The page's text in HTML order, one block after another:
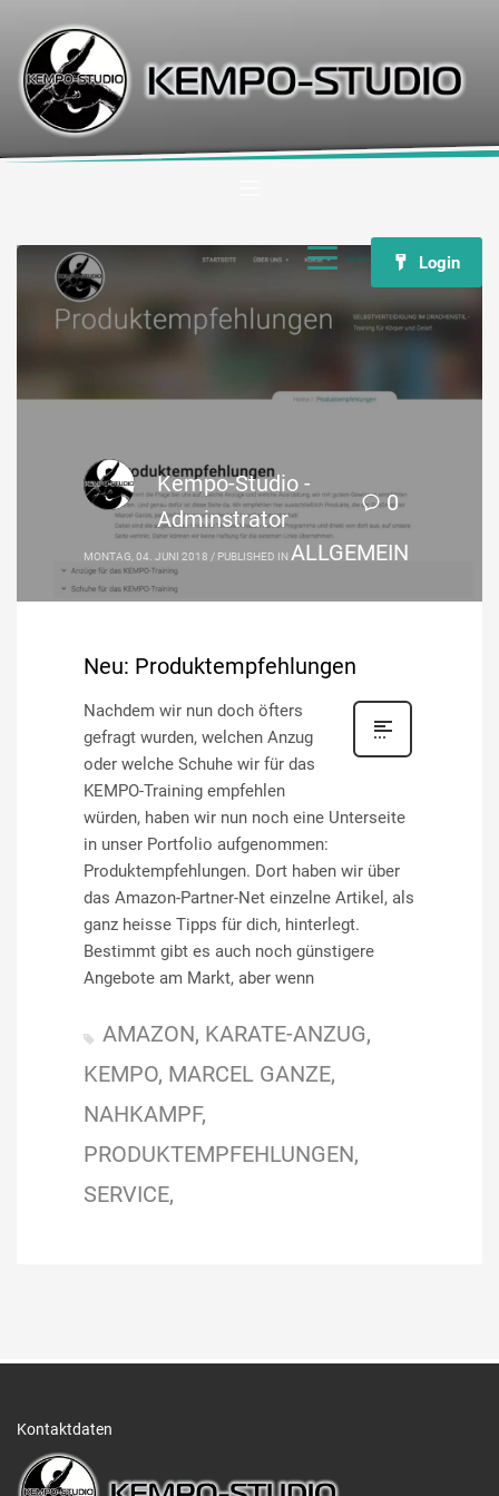
Login
0
Kempo-Studio -
Adminstrator
MONTAG, 04. JUNI 2018 / PUBLISHED IN ALLGEMEIN
Neu: Produktempfehlungen
Nachdem wir nun doch öfters
gefragt wurden, welchen Anzug
oder welche Schuhe wir für das
KEMPO-Training empfehlen
würden, haben wir nun noch eine Unterseite
in unser Portfolio aufgenommen:
Produktempfehlungen. Dort haben wir über
das Amazon-Partner-Net einzelne Artikel, als
ganz heisse Tipps für dich, hinterlegt.
Bestimmt gibt es auch noch günstigere
Angebote am Markt, aber wenn
AMAZON KARATE-ANZUG
KEMPO MARCEL GANZE
NAHKAMPF
PRODUKTEMPFEHLUNGEN
SERVICE
Kontaktdaten